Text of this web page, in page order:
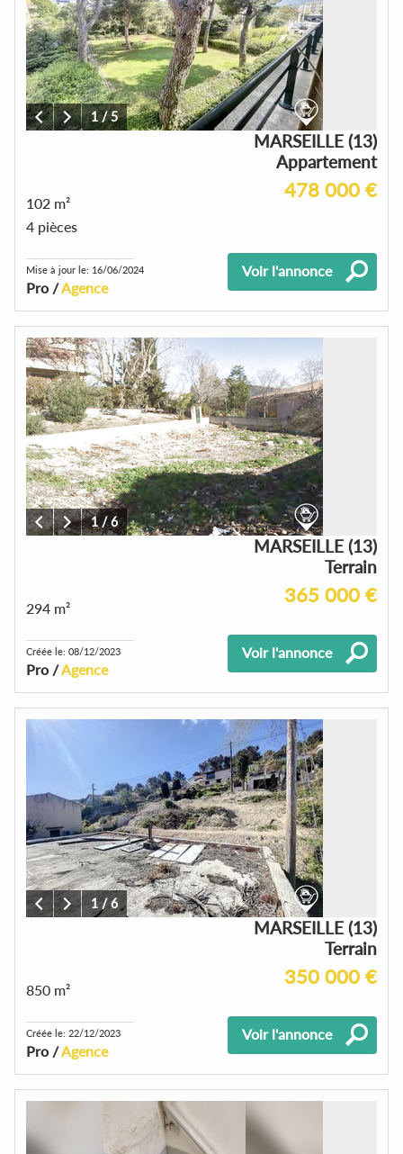
1/5
MARSEILLE (13)
Appartement
478 000 €
102 m²
4 pièces
Mise à jour le: 16/06/2024
Pro /Agence
Voir l'annonce
1/6
MARSEILLE (13)
Terrain
365 000 €
294 m²
Créée le: 08/12/2023
Pro /Agence
Voir l'annonce
1/6
MARSEILLE (13)
Terrain
350 000 €
850 m²
Créée le: 22/12/2023
Pro /Agence
Voir l'annonce